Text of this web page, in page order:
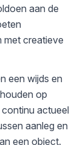
aan de
met creatieve
een wijds en
op
actueel
aanleg en
een object.